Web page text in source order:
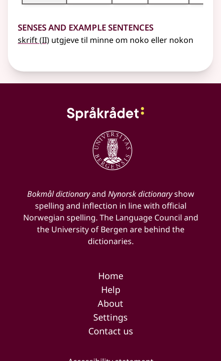
Senses and Example Sentences
skrift(2
II) utgjeve til minne om noko eller nokon
Bokmål dictionaryand Nynorsk dictionaryshow
spelling and inflection in line with official
Norwegian spelling. The Language Council and
the University of Bergen are behind the
dictionaries.
Home
Help
About
Settings
Contact us